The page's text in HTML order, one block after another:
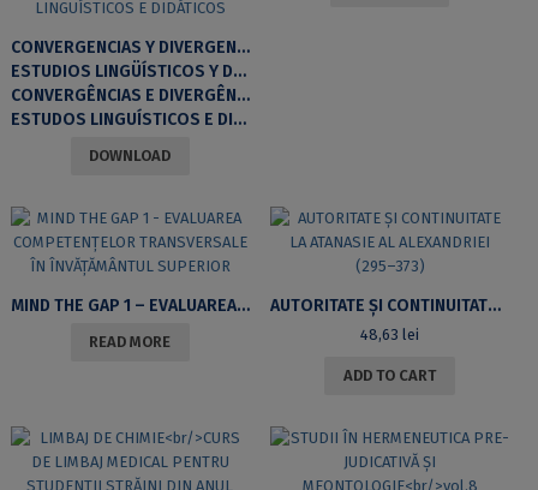
CONVERGENCIAS Y DIVERGENCIAS EN EL ESPACIO IBEROAMERICANO
ESTUDIOS LINGÜÍSTICOS Y DIDÁCTICOS
CONVERGÊNCIAS E DIVERGÊNCIAS NO ESPAÇO IBERO-AMERICANO
ESTUDOS LINGUÍSTICOS E DIDÁTICOS
DOWNLOAD
MIND THE GAP 1 – EVALUAREA COMPETENȚELOR TRANSVERSALE ÎN ÎNVĂȚĂMÂNTUL SUPERIOR
READ MORE
AUTORITATE ȘI CONTINUITATE LA ATANASIE AL ALEXANDRIEI (295–373)
48,63lei
ADD TO CART